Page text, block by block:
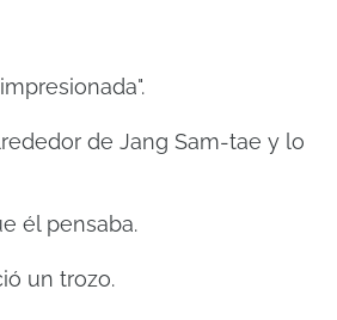
de Jang Sam-tae y lo
él pensaba.
un trozo.